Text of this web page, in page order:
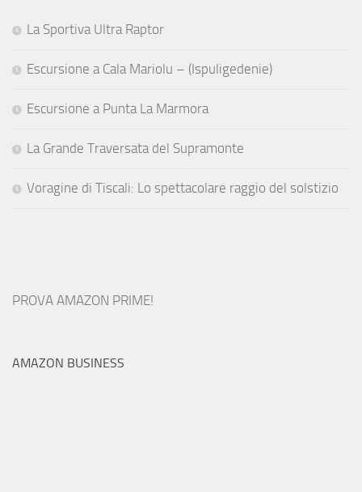
La Sportiva Ultra Raptor
Escursione a Cala Mariolu – (Ispuligedenie)
Escursione a Punta La Marmora
La Grande Traversata del Supramonte
Voragine di Tiscali: Lo spettacolare raggio del solstizio
PROVA AMAZON PRIME!
AMAZON BUSINESS